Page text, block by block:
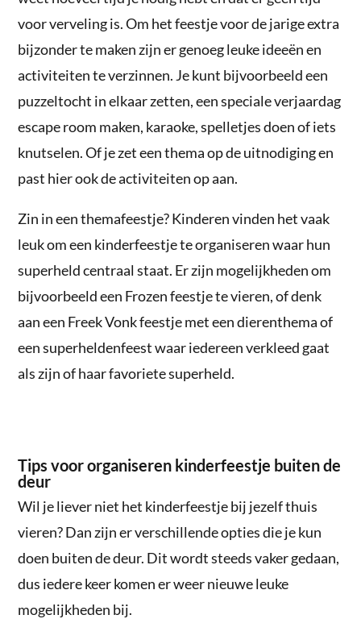
voor verveling is. Om het feestje voor de jarige extra
bijzonder te maken zijn er genoeg leuke ideeën en
activiteiten te verzinnen. Je kunt bijvoorbeeld een
puzzeltocht in elkaar zetten, een speciale verjaardag
escape room maken, karaoke, spelletjes doen of iets
knutselen. Of je zet een thema op de uitnodiging en
past hier ook de activiteiten op aan.
Zin in een themafeestje? Kinderen vinden het vaak
leuk om een kinderfeestje te organiseren waar hun
superheld centraal staat. Er zijn mogelijkheden om
bijvoorbeeld een Frozen feestje te vieren, of denk
aan een Freek Vonk feestje met een dierenthema of
een superheldenfeest waar iedereen verkleed gaat
als zijn of haar favoriete superheld.
Tips voor organiseren kinderfeestje buiten de
deur
Wil je liever niet het kinderfeestje bij jezelf thuis
vieren? Dan zijn er verschillende opties die je kun
doen buiten de deur. Dit wordt steeds vaker gedaan,
dus iedere keer komen er weer nieuwe leuke
mogelijkheden bij.